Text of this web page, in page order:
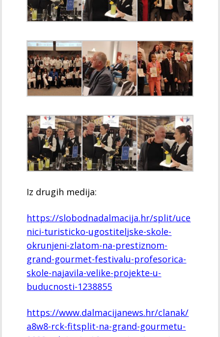
Iz drugih medija:
https://slobodnadalmacija.hr/split/uce
nici-turisticko-ugostiteljske-skole-
okrunjeni-zlatom-na-prestiznom-
grand-gourmet-festivalu-profesorica-
skole-najavila-velike-projekte-u-
buducnosti-1238855
https://www.dalmacijanews.hr/clanak/
a8w8-rck-fitsplit-na-grand-gourmetu-